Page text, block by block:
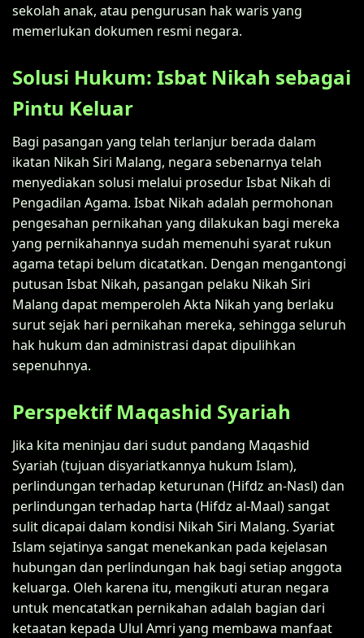
sekolah anak, atau pengurusan hak waris yang
memerlukan dokumen resmi negara.
Solusi Hukum: Isbat Nikah sebagai
Pintu Keluar
Bagi pasangan yang telah terlanjur berada dalam
ikatan Nikah Siri Malang, negara sebenarnya telah
menyediakan solusi melalui prosedur Isbat Nikah di
Pengadilan Agama. Isbat Nikah adalah permohonan
pengesahan pernikahan yang dilakukan bagi mereka
yang pernikahannya sudah memenuhi syarat rukun
agama tetapi belum dicatatkan. Dengan mengantongi
putusan Isbat Nikah, pasangan pelaku Nikah Siri
Malang dapat memperoleh Akta Nikah yang berlaku
surut sejak hari pernikahan mereka, sehingga seluruh
hak hukum dan administrasi dapat dipulihkan
sepenuhnya.
Perspektif Maqashid Syariah
Jika kita meninjau dari sudut pandang Maqashid
Syariah (tujuan disyariatkannya hukum Islam),
perlindungan terhadap keturunan (Hifdz an-Nasl) dan
perlindungan terhadap harta (Hifdz al-Maal) sangat
sulit dicapai dalam kondisi Nikah Siri Malang. Syariat
Islam sejatinya sangat menekankan pada kejelasan
hubungan dan perlindungan hak bagi setiap anggota
keluarga. Oleh karena itu, mengikuti aturan negara
untuk mencatatkan pernikahan adalah bagian dari
ketaatan kepada Ulul Amri yang membawa manfaat